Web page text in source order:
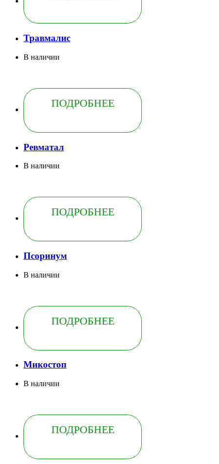
Травмалис
В наличии
ПОДРОБНЕЕ
Ревматал
В наличии
ПОДРОБНЕЕ
Псоринум
В наличии
ПОДРОБНЕЕ
Микостоп
В наличии
ПОДРОБНЕЕ